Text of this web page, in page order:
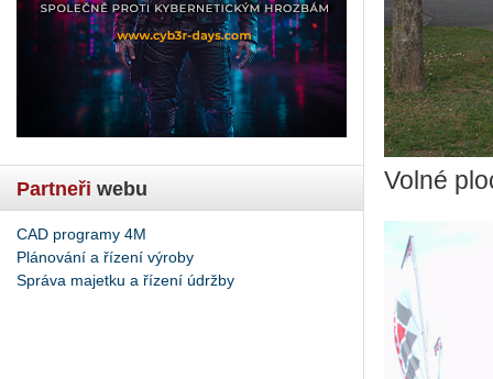
Partneři webu
CAD programy 4M
Plánování a řízení výroby
Správa majetku a řízení údržby
Volné